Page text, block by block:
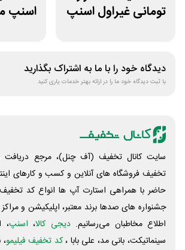
تومانی غیراول اسنپ
دیدگاه خود را با ما به اشتراک بگذارید
با ثبت دیدگاه خود ما را در ارائه بهتر خدمات یاری کنید
سایت کانال تخفیف (آف چنل)، مرجع دریافت
تخفیف فروشگاه های آنلاین و کسب و‌ کارهای
حاضر با همراهی استارت آپ ها انواع کد
جشنواره های صدها برند معتبر، اپلیکیشن و
اطلاع مخاطبان می‌رسانیم. دیجی کالا، اسنپ،
سینماتیکت، بانی مد، علی‌ بابا ،کد تخفیف فیلیمو،